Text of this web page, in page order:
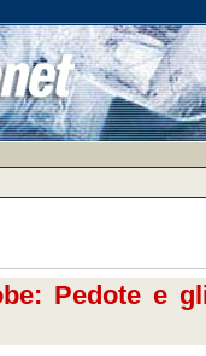
Pedote e